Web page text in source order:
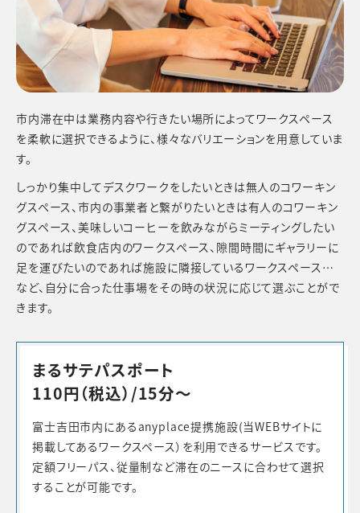
市内滞在中は業務内容や行きたい場所によってワークスペース
を柔軟に選択できるように、 様々なバリエーションを用意していま
す。
しっかり集中してデスクワークをしたいときは無人のコワーキン
グスペース、市内の事業者と繋がりたいときは有人のコワーキン
グスペース、美味しいコーヒーを飲みながらミーティングしたい
のであれば飲食店内のワークスペース、 隙間時間にギャラリーに
足を運びたいのであれば施設に隣接しているワークスペース…
など、 自分に合った仕事場をその時の状況に応じて選ぶことがで
きます。
まるサテパスポート
110円（税込）/15分～
富士吉田市内にあるanyplace提携施設(当WEBサイトに
掲載してあるワークスペース）を利用できるサービスです。
定額フリーパス、従量制など滞在のニースに合わせて選択
することが可能です。